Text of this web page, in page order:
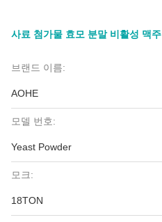
사료 첨가물 효모 분말 비활성 맥
브랜드 이름:
AOHE
모델 번호:
Yeast Powder
모크:
18TON